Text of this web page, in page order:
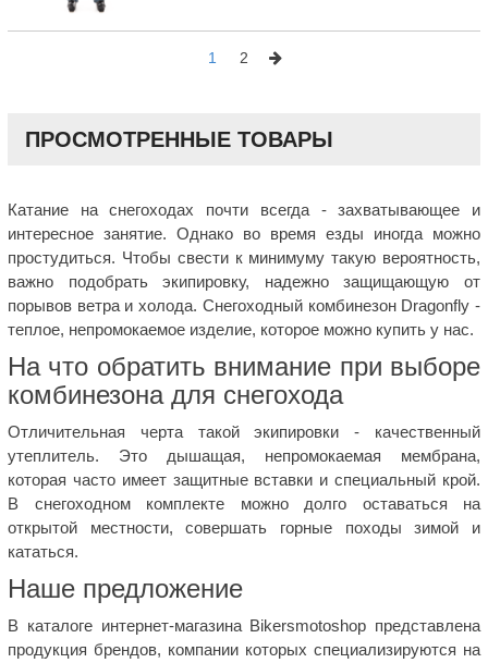
1 2
ПРОСМОТРЕННЫЕ ТОВАРЫ
Катание на снегоходах почти всегда - захватывающее и
интересное занятие. Однако во время езды иногда можно
простудиться. Чтобы свести к минимуму такую вероятность,
важно подобрать экипировку, надежно защищающую от
порывов ветра и холода. Снегоходный комбинезон Dragonfly -
теплое, непромокаемое изделие, которое можно купить у нас.
На что обратить внимание при выборе
комбинезона для снегохода
Отличительная черта такой экипировки - качественный
утеплитель. Это дышащая, непромокаемая мембрана,
которая часто имеет защитные вставки и специальный крой.
В снегоходном комплекте можно долго оставаться на
открытой местности, совершать горные походы зимой и
кататься.
Наше предложение
В каталоге интернет-магазина Bikersmotoshop представлена
продукция брендов, компании которых специализируются на